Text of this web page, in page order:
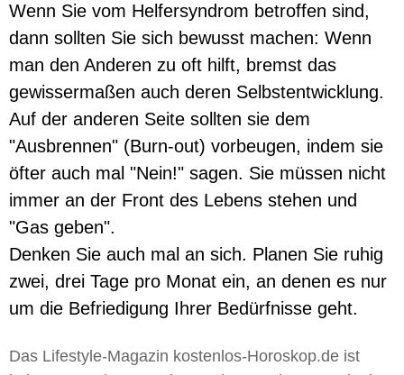
Wenn Sie vom Helfersyndrom betroffen sind,
dann sollten Sie sich bewusst machen: Wenn
man den Anderen zu oft hilft, bremst das
gewissermaßen auch deren Selbstentwicklung.
Auf der anderen Seite sollten sie dem
"Ausbrennen" (Burn-out) vorbeugen, indem sie
öfter auch mal "Nein!" sagen. Sie müssen nicht
immer an der Front des Lebens stehen und
"Gas geben".
Denken Sie auch mal an sich. Planen Sie ruhig
zwei, drei Tage pro Monat ein, an denen es nur
um die Befriedigung Ihrer Bedürfnisse geht.
Das Lifestyle-Magazin kostenlos-Horoskop.de ist